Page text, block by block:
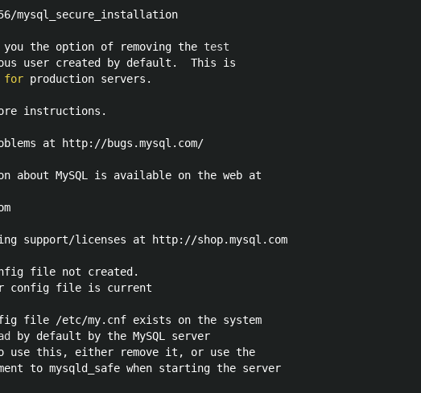
mysql_secure_installation
the option of removing the
user created by default.  This is
for production servers.
instructions.
at http://bugs.mysql.com/
about MySQL is available on the web at
support/licenses at http://shop.mysql.com
file not created.
config file is current
file /etc/my.cnf exists on the system
by default by the MySQL server
to mysqld_safe when starting the server